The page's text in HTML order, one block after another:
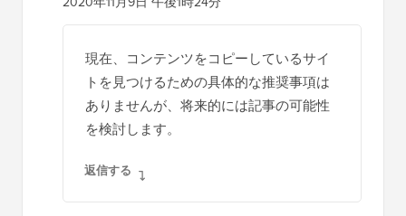
現在、コンテンツをコピーしているサイ
トを見つけるための具体的な推奨事項は
ありませんが、将来的には記事の可能性
を検討します。
返信する